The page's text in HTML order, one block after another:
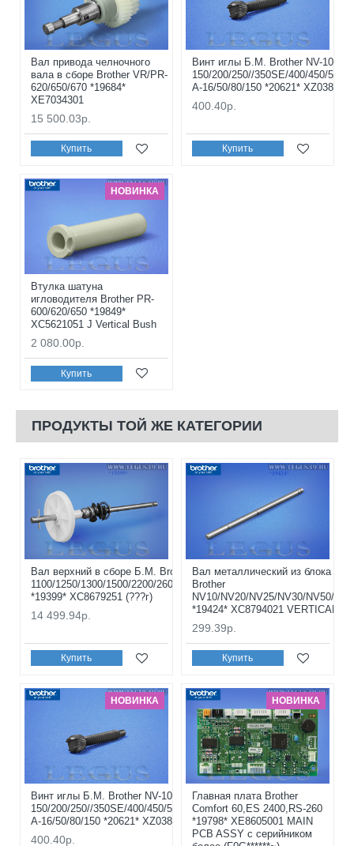
Вал привода челночного
вала в сборе Brother VR/PR-
620/650/670 *19684*
XE7034301
15 500.03р.
Купить
Винт иглы Б.М. Brother NV-10/
150/200/250//350SE/400/450/500/
A-16/50/80/150 *20621*
400.40р.
Купить
НОВИНКА
Втулка шатуна
игловодителя Brother PR-
600/620/650 *19849*
XC5621051 J Vertical Bush
2 080.00р.
Купить
ПРОДУКТЫ ТОЙ ЖЕ КАТЕГОРИИ
Вал верхний в сборе Б.М. Brother NV-
1100/1250/1300/1500/2200/2600/4000/5000
*19399* XC8679251 (???г)
14 499.94р.
Купить
Вал металлический из блока
Brother
NV10/NV20/NV25/NV30/NV50/
*19424* XC8794021 VERTICAL
299.39р.
Купить
НОВИНКА
Винт иглы Б.М. Brother NV-10/10A/20/25/30/50, NV-
150/200/250//350SE/400/450/500/550/600/700/950/1250/1300/1500/
A-16/50/80/150 *20621* XZ0388251 арт.91893
400.40р.
НОВИНКА
Главная плата Brother
Comfort 60,ES 2400,RS-260
*19798* XE8605001 MAIN
PCB ASSY с серийником